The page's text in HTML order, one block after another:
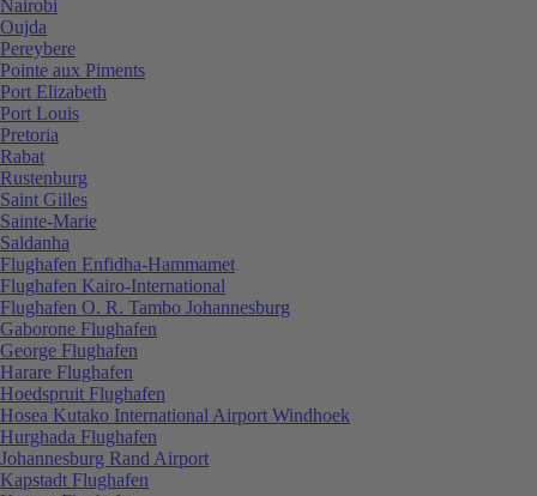
Nairobi
Oujda
Pereybere
Pointe aux Piments
Port Elizabeth
Port Louis
Pretoria
Rabat
Rustenburg
Saint Gilles
Sainte-Marie
Saldanha
Flughafen Enfidha-Hammamet
Flughafen Kairo-International
Flughafen O. R. Tambo Johannesburg
Gaborone Flughafen
George Flughafen
Harare Flughafen
Hoedspruit Flughafen
Hosea Kutako International Airport Windhoek
Hurghada Flughafen
Johannesburg Rand Airport
Kapstadt Flughafen